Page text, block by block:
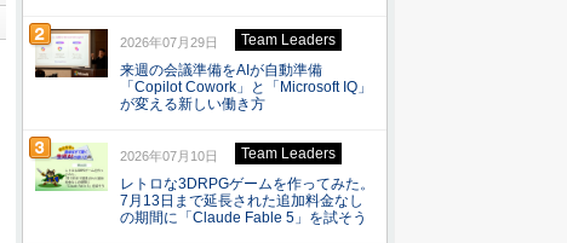
2026年07月29日
Team Leaders
来週の会議準備をAIが自動準備
「Copilot Cowork」と「Microsoft IQ」
が変える新しい働き方
2026年07月10日
Team Leaders
レトロな3DRPGゲームを作ってみた。
7月13日まで延長された追加料金なし
の期間に「Claude Fable 5」を試そう